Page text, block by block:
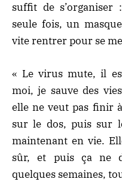
suffit de
seule fois, un
vite rentrer pour se
« Le virus mute, il
moi, je sauve des
elle ne veut pas finir
sur le dos, puis sur
maintenant en vie.
sûr, et puis ça ne
quelques semaines,